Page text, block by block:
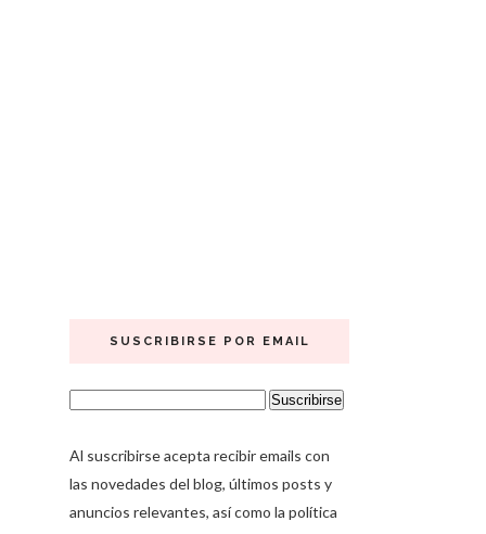
SUSCRIBIRSE POR EMAIL
Al suscribirse acepta recibir emails con
las novedades del blog, últimos posts y
anuncios relevantes, así como la política